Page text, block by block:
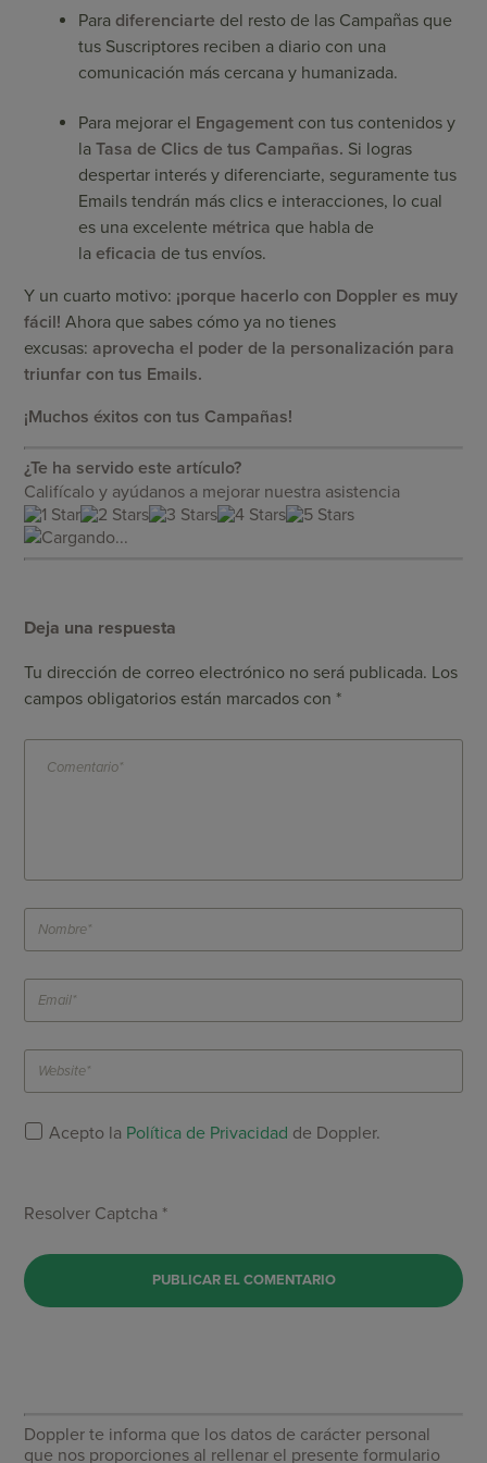
Paradiferenciarte del resto de las Campañas que
tus Suscriptores reciben a diario con una
comunicación más cercana y humanizada.
Para mejorar el Engagement con tus contenidos y
laTasa de Clics de tus Campañas. Si logras
despertar interés y diferenciarte, seguramente tus
Emails tendrán más clics e interacciones, lo cual
es una excelente métrica que habla de
laeficacia de tus envíos.
Y un cuarto motivo: ¡porque hacerlo con Doppler es muy
fácil! Ahora que sabes cómo ya no tienes
excusas:aprovecha el poder de la personalización para
triunfar con tus Emails.
¡Muchos éxitos con tus Campañas!
¿Te ha servido este artículo?
Califícalo y ayúdanos a mejorar nuestra asistencia
Cargando...
Deja una respuesta
Tu dirección de correo electrónico no será publicada. Los
campos obligatorios están marcados con *
Acepto la Política de Privacidad de Doppler.
Resolver Captcha *
Doppler te informa que los datos de carácter personal
que nos proporciones al rellenar el presente formulario